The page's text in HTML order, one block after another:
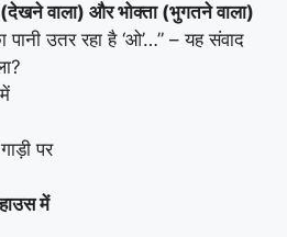
वाला) और भोक्ता (भुगतने वाला)
पानी उतर रहा है ‘ओ’…” – यह संवाद
पर
में